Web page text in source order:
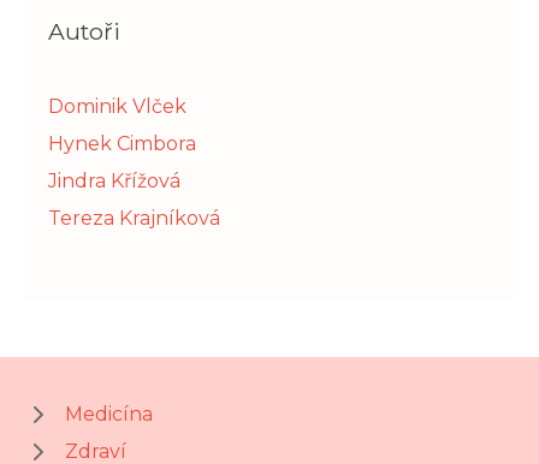
Autoři
Dominik Vlček
Hynek Cimbora
Jindra Křížová
Tereza Krajníková
Medicína
Zdraví